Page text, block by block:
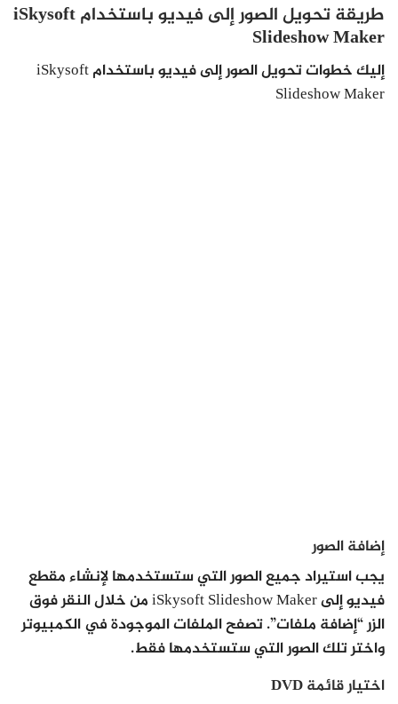
طريقة تحويل الصور إلى فيديو باستخدام iSkysoft
Slideshow Maker
إليك خطوات تحويل الصور إلى فيديو باستخدام iSkysoft
Slideshow Maker
إضافة الصور
يجب استيراد جميع الصور التي ستستخدمها لإنشاء مقطع
فيديو إلى iSkysoft Slideshow Maker من خلال النقر فوق
الزر “إضافة ملفات”. تصفح الملفات الموجودة في الكمبيوتر
واختر تلك الصور التي ستستخدمها فقط.
اختيار قائمة DVD